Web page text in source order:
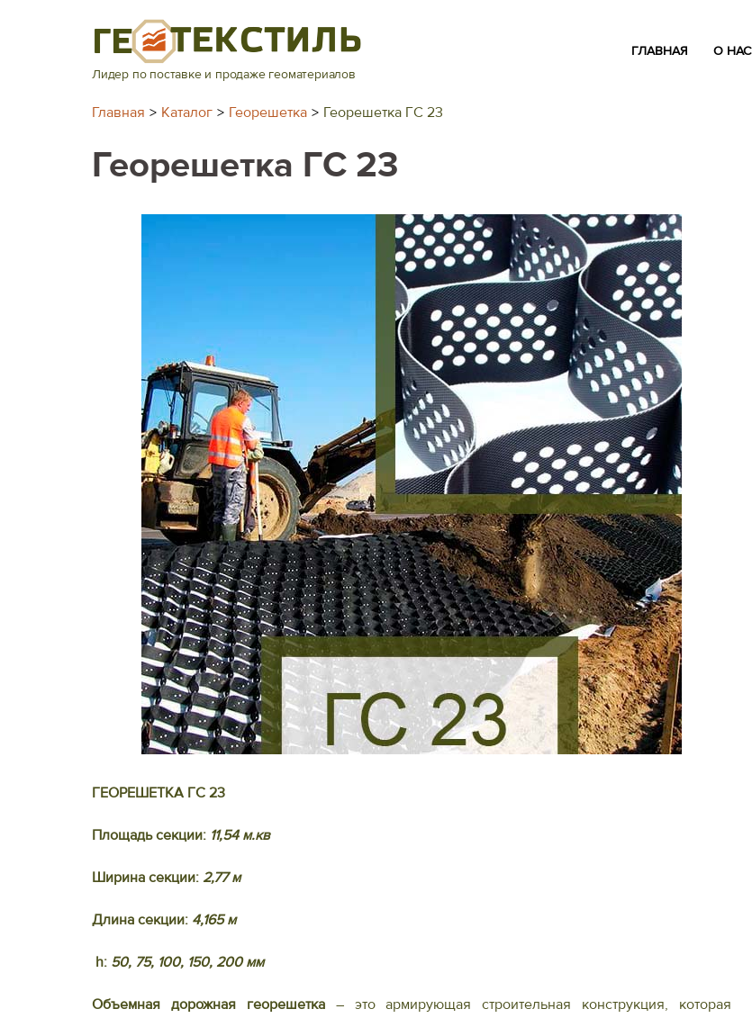
Лидер по поставке и продаже геоматериалов
ГЛАВНАЯ О НАС
Главная Каталог Георешетка Георешетка ГС 23
Георешетка ГС 23
ГЕОРЕШЕТКА ГС 23
Площадь секции: 11,54 м.кв
Ширина секции: 2,77 м
Длина секции: 4,165 м
h: 50, 75, 100, 150, 200 мм
Объемная дорожная георешетка― это армирующая строительная конструкция, которая